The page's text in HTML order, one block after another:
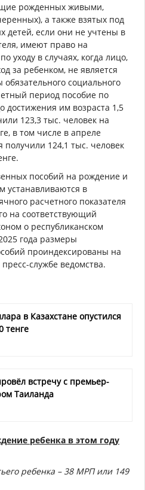
рожденных живыми,
а также взятых под
детей, если они не учтены в
имеют право на
уходу в случаях, когда лицо,
за ребенком, не является
социального
период пособие по
достижения им возраста 1,5
123,3 тыс. человек на
в том числе в апреле
124,1 тыс. человек
пособий на рождение и
устанавливаются в
расчетного показателя
на соответствующий
о республиканском
года размеры
проиндексированы на
пресс-службе ведомства.
в Казахстане опустился
тенге
встречу с премьер-
Таиланда
ребенка в этом году
ребенка – 38 МРП или 149